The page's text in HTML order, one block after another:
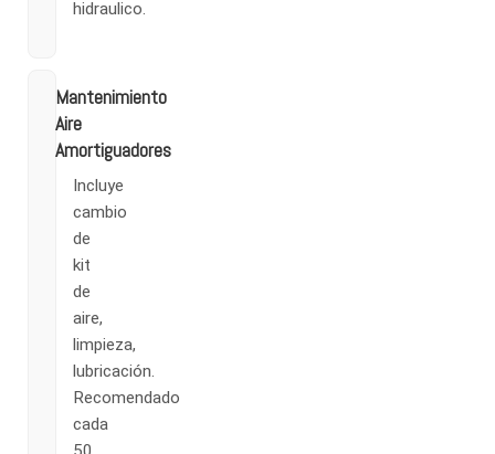
hidraulico.
Mantenimiento
Aire
Amortiguadores
Incluye
cambio
de
kit
de
aire,
limpieza,
lubricación.
Recomendado
cada